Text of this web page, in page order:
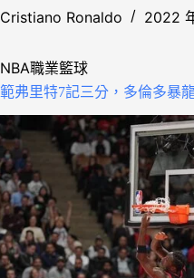
Cristiano Ronaldo 2022
NBA職業籃球
範弗里特7記三分，多倫多暴